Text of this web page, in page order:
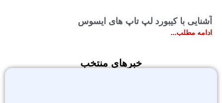
آشنایی با کیبورد لپ تاپ های ایسوس
ادامه مطلب...
خبرهای منتخب